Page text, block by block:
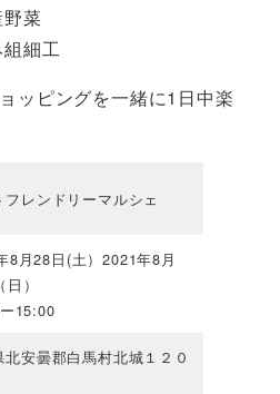
野菜
組細工
ッピングを一緒に1日中楽
フレンドリーマルシェ
8月28日(土）2021年8月
）
15:00
北安曇郡白馬村北城１２０